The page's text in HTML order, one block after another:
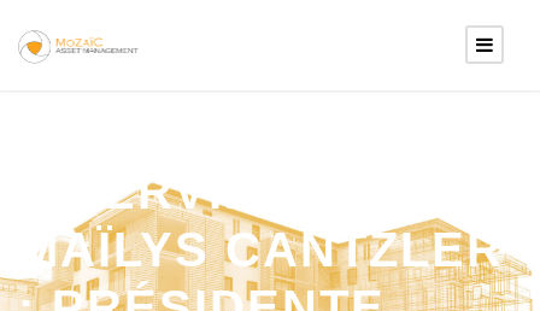
INTERVIEW DE
MAÏLYS CANTZLER